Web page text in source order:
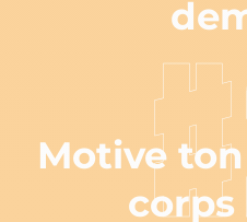
Motive
corps